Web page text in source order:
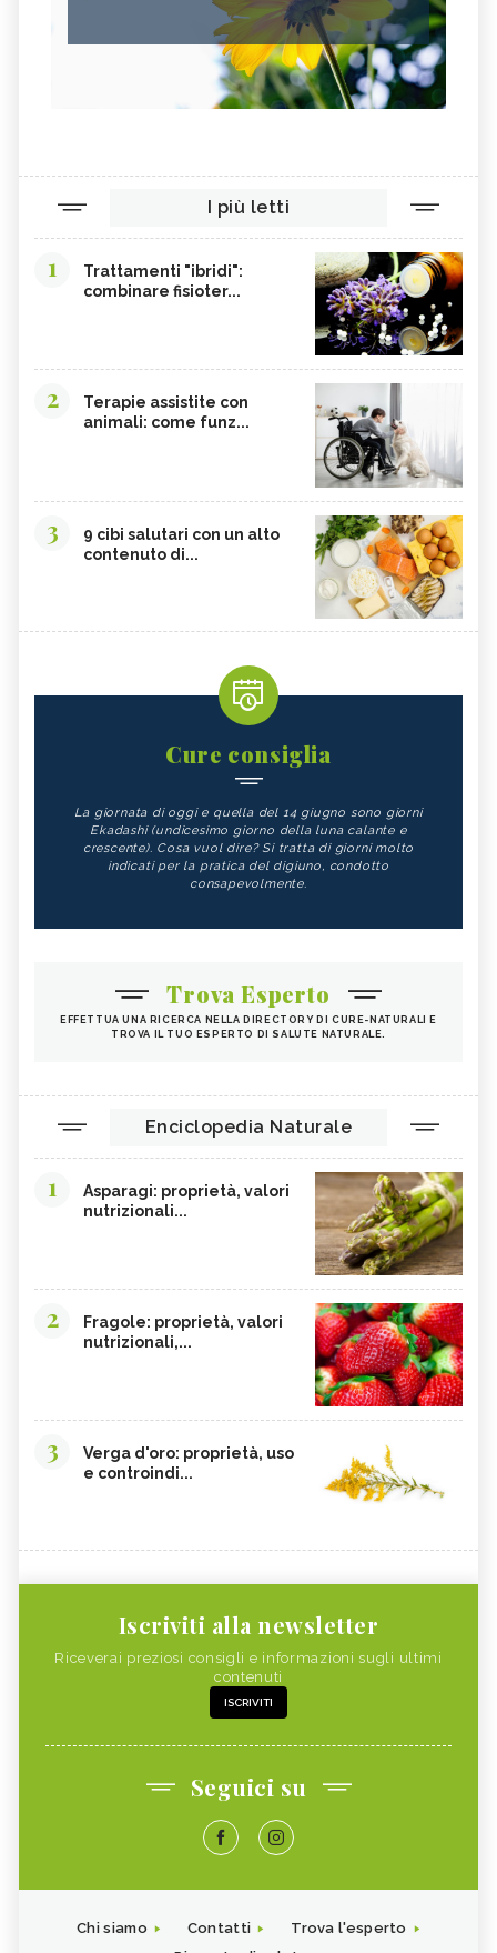
I più letti
1
Trattamenti "ibridi":
combinare fisioter...
2
Terapie assistite con
animali: come funz...
3
9 cibi salutari con un alto
contenuto di...
Cure consiglia
La giornata di oggi e quella del 14 giugno sono giorni
Ekadashi (undicesimo giorno della luna calante e
crescente). Cosa vuol dire? Si tratta di giorni molto
indicati per la pratica del digiuno, condotto
consapevolmente.
Trova Esperto
EFFETTUA UNA RICERCA NELLA DIRECTORY DI CURE-NATURALI E
TROVA IL TUO ESPERTO DI SALUTE NATURALE.
Enciclopedia Naturale
1
Asparagi: proprietà, valori
nutrizionali...
2
Fragole: proprietà, valori
nutrizionali,...
3
Verga d'oro: proprietà, uso
e controindi...
Iscriviti alla newsletter
Riceverai preziosi consigli e informazioni sugli ultimi
contenuti
ISCRIVITI
Seguici su
Chi siamo Contatti
Trova l'esperto